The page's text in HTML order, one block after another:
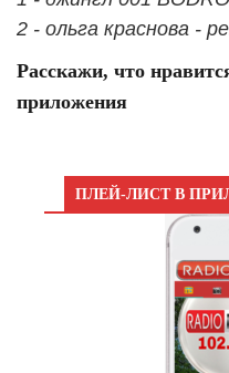
2 - ольга краснова -
Расскажи, что
приложения
ПЛЕЙ-ЛИСТ В